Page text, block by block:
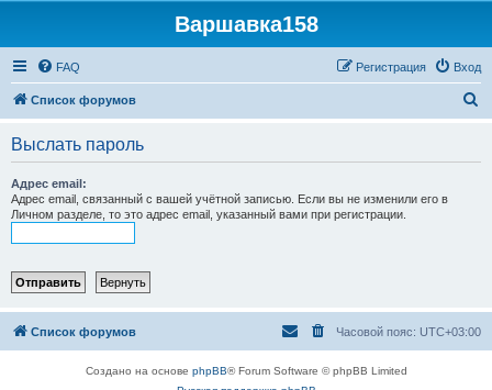
Варшавка158
FAQ Вход
Регистрация
Список форумов
Выслать пароль
Адрес email:
Адрес email, связанный с вашей учётной записью. Если вы не изменили его в
Личном разделе, то это адрес email, указанный вами при регистрации.
Список форумов Часовой пояс: UTC+03:00
Создано на основе phpBB® Forum Software © phpBB Limited